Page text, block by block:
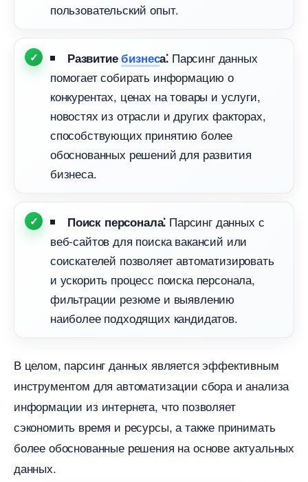
пользовательский опыт.
Развитиеизнеса⁚ Парсинг данных
помогает собирать информацию о
конкурентах, ценах на товары и услуги,
новостях из отрасли и других факторах,
способствующих принятию более
обоснованных решений для развития
изнеса.
Поиск персонала⁚ Парсинг данных с
еб-сайтов для поиска вакансий или
соискателей позволяет автоматизировать
и ускорить процесс поиска персонала,
фильтрации резюме и выявлению
наиболее подходящих кандидатов.​
целом, парсинг данных является эффективным
инструментом для автоматизации сбора и анализа
информации из интернета, что позволяет
сэкономить время и ресурсы, а также принимать
олее обоснованные решения на основе актуальных
данных.